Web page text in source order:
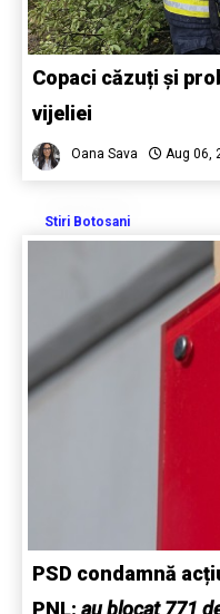
Copaci căzuți și
vijeliei
Oana Sava Aug 06,
Stiri Botosani
PSD condamnă
PNL: au blocat 771